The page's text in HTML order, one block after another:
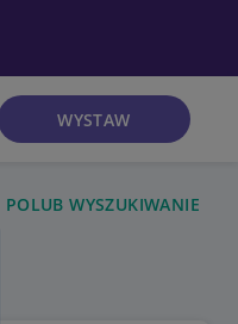
WYSTAW
POLUB WYSZUKIWANIE
wskazówkę